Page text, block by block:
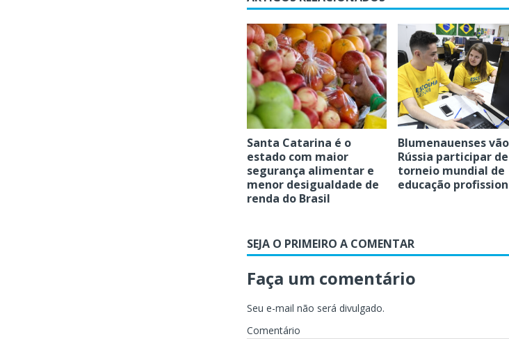
Santa Catarina é o
estado com maior
segurança alimentar e
menor desigualdade de
renda do Brasil
Blumenauenses
Rússia participar de
torneio mundial de
educação
SEJA O PRIMEIRO A COMENTAR
Faça um comentário
Seu e-mail não será divulgado.
Comentário